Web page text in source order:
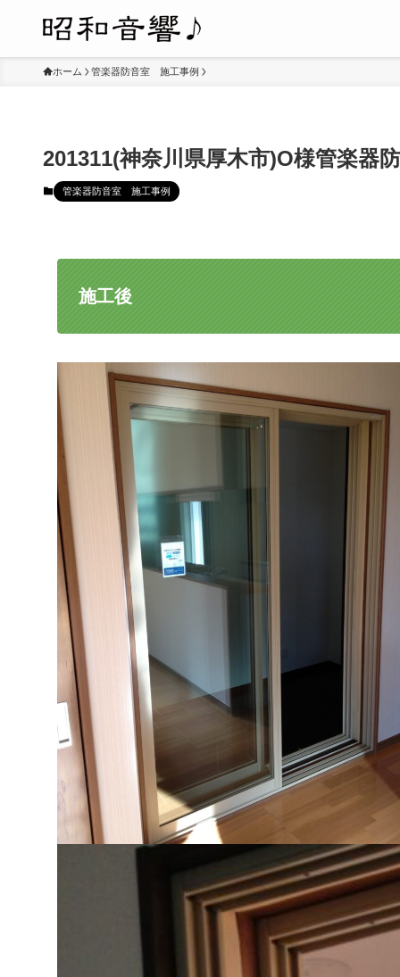
ホーム 管楽器防音室 施工事例
201311(神奈川県厚木市)O様管楽器
管楽器防音室 施工事例
施工後